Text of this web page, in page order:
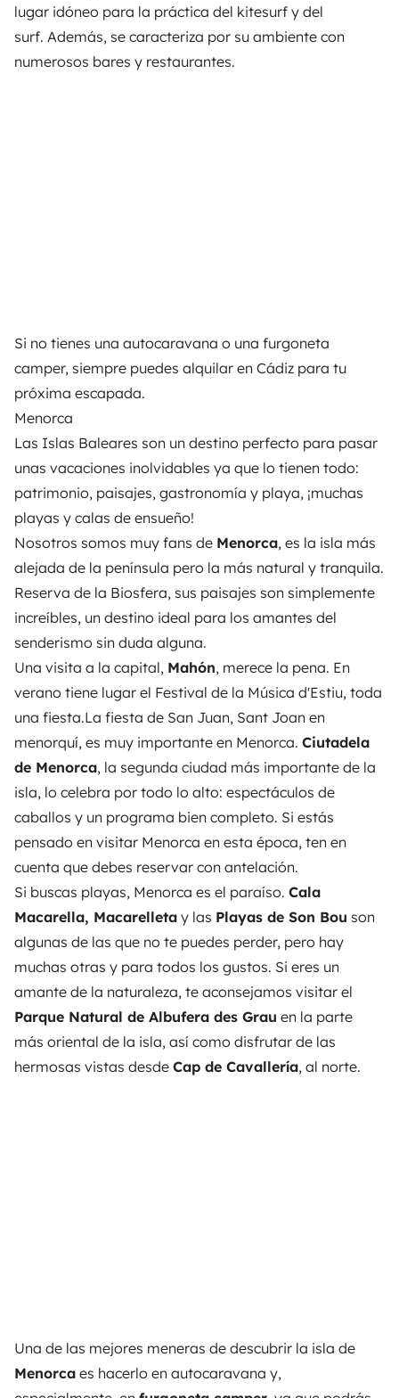
lugar idóneo para la práctica del kitesurf y del
surf. Además, se caracteriza por su ambiente con
numerosos bares y restaurantes.
Si no tienes una autocaravana o una furgoneta
camper, siempre puedes alquilar en Cádiz para tu
próxima escapada.
Menorca
Las Islas Baleares son un destino perfecto para pasar
unas vacaciones inolvidables ya que lo tienen todo:
patrimonio, paisajes, gastronomía y playa, ¡muchas
playas y calas de ensueño!
Nosotros somos muy fans de Menorca, es la isla más
alejada de la península pero la más natural y tranquila.
Reserva de la Biosfera, sus paisajes son simplemente
increíbles, un destino ideal para los amantes del
senderismo sin duda alguna.
Una visita a la capital, Mahón, merece la pena. En
verano tiene lugar el Festival de la Música d'Estiu, toda
una fiesta.La fiesta de San Juan, Sant Joan en
menorquí, es muy importante en Menorca. Ciutadela
de Menorca, la segunda ciudad más importante de la
isla, lo celebra por todo lo alto: espectáculos de
caballos y un programa bien completo. Si estás
pensado en visitar Menorca en esta época, ten en
cuenta que debes reservar con antelación.
Si buscas playas, Menorca es el paraíso. Cala
Macarella, Macarelleta y las Playas de Son Bou son
algunas de las que no te puedes perder, pero hay
muchas otras y para todos los gustos. Si eres un
amante de la naturaleza, te aconsejamos visitar el
Parque Natural de Albufera des Grau en la parte
más oriental de la isla, así como disfrutar de las
hermosas vistas desde Cap de Cavallería, al norte.
Una de las mejores meneras de descubrir la isla de
Menorca es hacerlo en autocaravana y,